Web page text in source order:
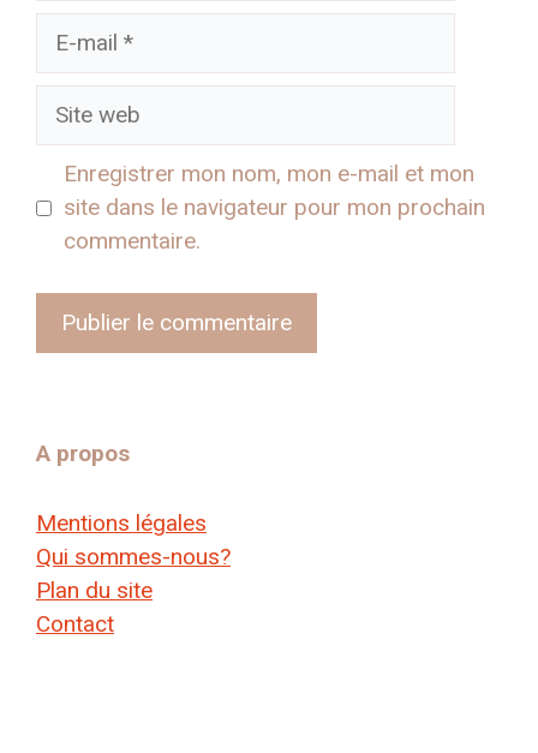
Site
Enregistrer mon nom, mon e-mail et mon
site dans le navigateur pour mon prochain
commentaire.
A propos
Mentions légales
Qui sommes-nous?
Plan du site
Contact